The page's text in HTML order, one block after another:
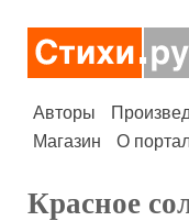
Авторы
Магазин
О
Красное